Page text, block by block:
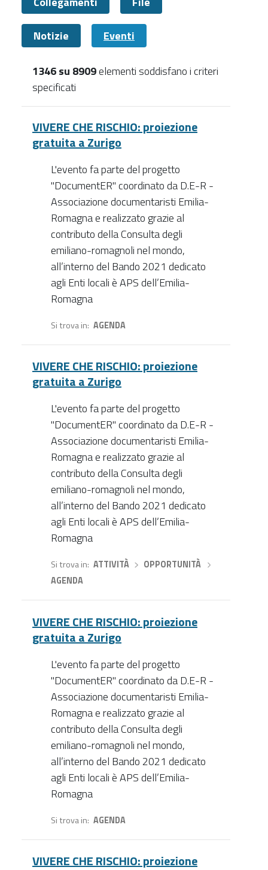
Notizie Eventi
1346 su 8909elementi soddisfano i criteri
specificati
VIVERE CHE RISCHIO: proiezione
gratuita a Zurigo
L'evento fa parte del progetto
"DocumentER" coordinato da D.E-R -
Associazione documentaristi Emilia-
Romagna e realizzato grazie al
contributo della Consulta degli
emiliano-romagnoli nel mondo,
all’interno del Bando 2021 dedicato
agli Enti locali è APS dell’Emilia-
Romagna
Si trova in AGENDA
VIVERE CHE RISCHIO: proiezione
gratuita a Zurigo
L'evento fa parte del progetto
"DocumentER" coordinato da D.E-R -
Associazione documentaristi Emilia-
Romagna e realizzato grazie al
contributo della Consulta degli
emiliano-romagnoli nel mondo,
all’interno del Bando 2021 dedicato
agli Enti locali è APS dell’Emilia-
Romagna
Si trova in ATTIVITÀ› OPPORTUNITÀ
AGENDA
VIVERE CHE RISCHIO: proiezione
gratuita a Zurigo
L'evento fa parte del progetto
"DocumentER" coordinato da D.E-R -
Associazione documentaristi Emilia-
Romagna e realizzato grazie al
contributo della Consulta degli
emiliano-romagnoli nel mondo,
all’interno del Bando 2021 dedicato
agli Enti locali è APS dell’Emilia-
Romagna
Si trova in AGENDA
VIVERE CHE RISCHIO: proiezione